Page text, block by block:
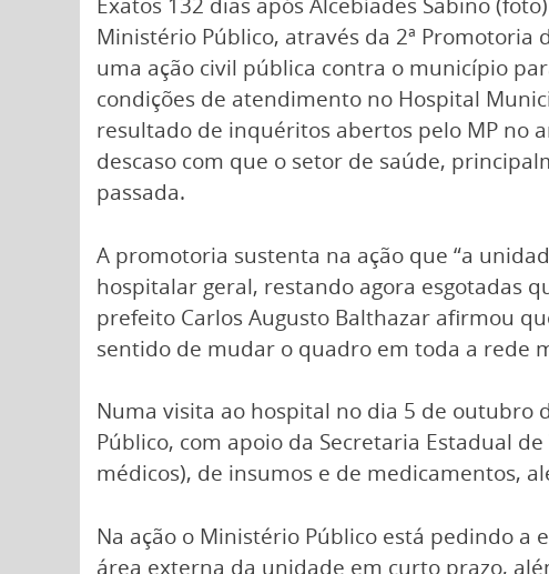
Ministério Público, através da 2ª Promotoria
uma ação civil pública contra o município
condições de atendimento no Hospital
resultado de inquéritos abertos pelo MP no
descaso com que o setor de saúde,
passada.
A promotoria sustenta na ação que “a
hospitalar geral, restando agora esgotadas
prefeito Carlos Augusto Balthazar afirmou
sentido de mudar o quadro em toda a rede
Numa visita ao hospital no dia 5 de outubro
Público, com apoio da Secretaria Estadual
médicos), de insumos e de medicamentos,
Na ação o Ministério Público está pedindo
área externa da unidade em curto prazo,